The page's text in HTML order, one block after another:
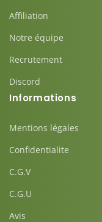
Affiliation
Notre équipe
Recrutement
Discord
Informations
Mentions légales
Confidentialite
C.G.V
C.G.U
Avis